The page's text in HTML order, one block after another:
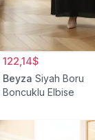
122,14$
Beyza Siyah Boru
Boncuklu Elbise